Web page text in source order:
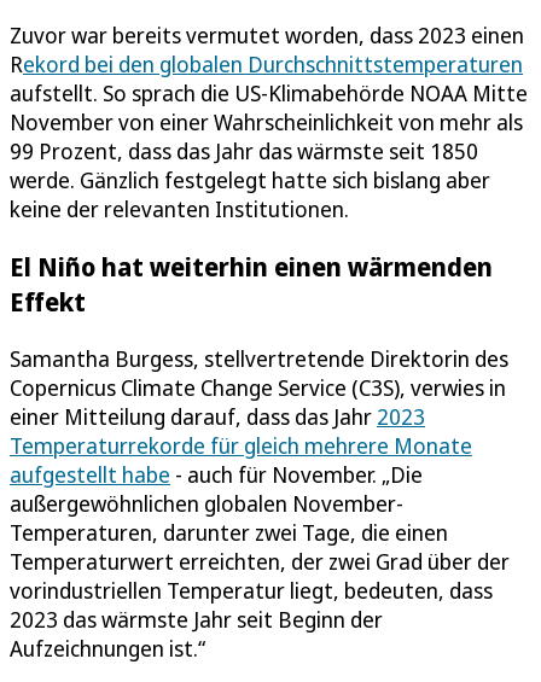
Zuvor war bereits vermutet worden, dass 2023 einen
Rekord bei den globalen Durchschnittstemperaturen
aufstellt. So sprach die US-Klimabehörde NOAA Mitte
November von einer Wahrscheinlichkeit von mehr als
99 Prozent, dass das Jahr das wärmste seit 1850
werde. Gänzlich festgelegt hatte sich bislang aber
keine der relevanten Institutionen.
El Niño hat weiterhin einen wärmenden
Effekt
Samantha Burgess, stellvertretende Direktorin des
Copernicus Climate Change Service (C3S), verwies in
einer Mitteilung darauf, dass das Jahr 2023
Temperaturrekorde für gleich mehrere Monate
aufgestellt habe - auch für November. „Die
außergewöhnlichen globalen November-
Temperaturen, darunter zwei Tage, die einen
Temperaturwert erreichten, der zwei Grad über der
vorindustriellen Temperatur liegt, bedeuten, dass
2023 das wärmste Jahr seit Beginn der
Aufzeichnungen ist.“